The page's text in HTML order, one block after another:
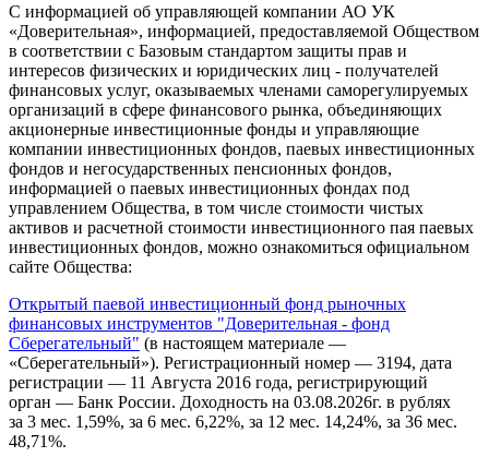
С информацией об управляющей компании АО УК
«Доверительная», информацией, предоставляемой Обществом
в соответствии с Базовым стандартом защиты прав и
интересов физических и юридических лиц - получателей
финансовых услуг, оказываемых членами саморегулируемых
организаций в сфере финансового рынка, объединяющих
акционерные инвестиционные фонды и управляющие
компании инвестиционных фондов, паевых инвестиционных
фондов и негосударственных пенсионных фондов,
информацией о паевых инвестиционных фондах под
управлением Общества, в том числе стоимости чистых
активов и расчетной стоимости инвестиционного пая паевых
инвестиционных фондов, можно ознакомиться официальном
сайте Общества:
Открытый паевой инвестиционный фонд рыночных
финансовых инструментов "Доверительная - фонд
Сберегательный" (в настоящем материале —
«Сберегательный»). Регистрационный номер — 3194, дата
регистрации — 11 Августа 2016 года, регистрирующий
орган — Банк России. Доходность на 03.08.2026г. в рублях
за 3 мес. 1,59%, за 6 мес. 6,22%, за 12 мес. 14,24%, за 36 мес.
48,71%.